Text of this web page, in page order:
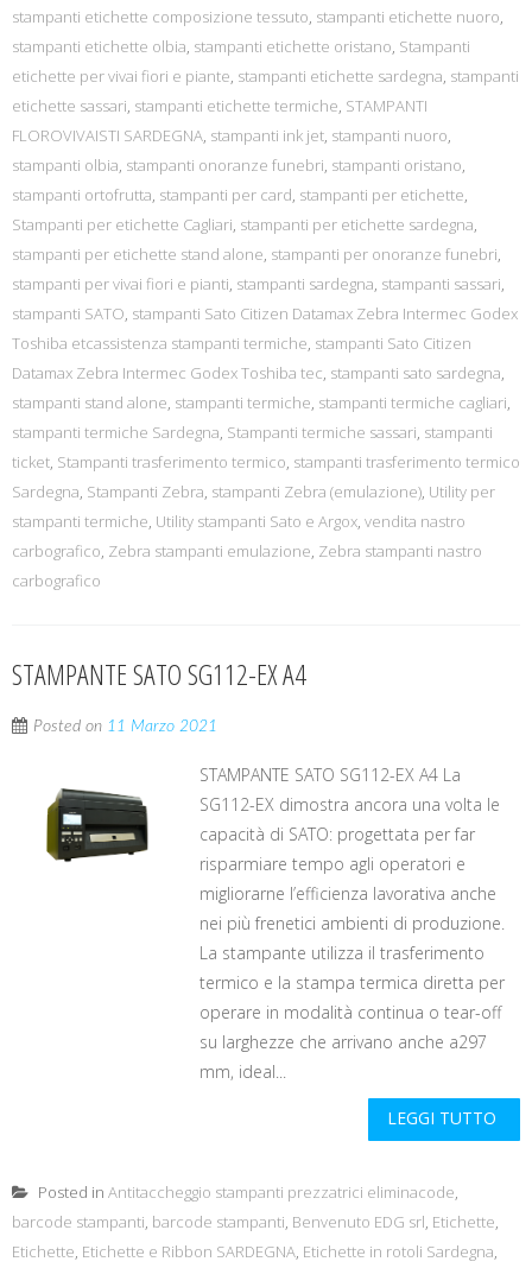
stampanti etichette composizione tessuto, stampanti etichette nuoro,
stampanti etichette olbia, stampanti etichette oristano, Stampanti
etichette per vivai fiori e piante, stampanti etichette sardegna, stampanti
etichette sassari, stampanti etichette termiche, STAMPANTI
FLOROVIVAISTI SARDEGNA, stampanti ink jet, stampanti nuoro,
stampanti olbia, stampanti onoranze funebri, stampanti oristano,
stampanti ortofrutta, stampanti per card, stampanti per etichette,
Stampanti per etichette Cagliari, stampanti per etichette sardegna,
stampanti per etichette stand alone, stampanti per onoranze funebri,
stampanti per vivai fiori e pianti, stampanti sardegna, stampanti sassari,
stampanti SATO, stampanti Sato Citizen Datamax Zebra Intermec Godex
Toshiba etcassistenza stampanti termiche, stampanti Sato Citizen
Datamax Zebra Intermec Godex Toshiba tec, stampanti sato sardegna,
stampanti stand alone, stampanti termiche, stampanti termiche cagliari,
stampanti termiche Sardegna, Stampanti termiche sassari, stampanti
ticket, Stampanti trasferimento termico, stampanti trasferimento termico
Sardegna, Stampanti Zebra, stampanti Zebra (emulazione), Utility per
stampanti termiche, Utility stampanti Sato e Argox, vendita nastro
carbografico, Zebra stampanti emulazione, Zebra stampanti nastro
carbografico
STAMPANTE SATO SG112-EX A4
Posted on 11 Marzo 2021
STAMPANTE SATO SG112-EX A4 La
SG112-EX dimostra ancora una volta le
capacità di SATO: progettata per far
risparmiare tempo agli operatori e
migliorarne l’efficienza lavorativa anche
nei più frenetici ambienti di produzione.
La stampante utilizza il trasferimento
termico e la stampa termica diretta per
operare in modalità continua o tear-off
su larghezze che arrivano anche a297
mm, ideal...
LEGGI TUTTO
Posted in Antitaccheggio stampanti prezzatrici eliminacode,
barcode stampanti, barcode stampanti, Benvenuto EDG srl, Etichette,
Etichette, Etichette e Ribbon SARDEGNA, Etichette in rotoli Sardegna,